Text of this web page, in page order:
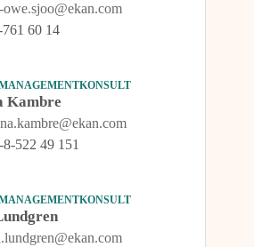
owe.sjoo@ekan.com
60 14
Kambre
522 49 151